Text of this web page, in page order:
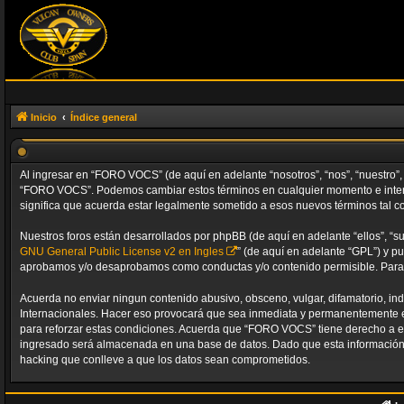
Inicio Índice general
Al ingresar en “FORO VOCS” (de aquí en adelante “nosotros”, “nos”,
“FORO VOCS”. Podemos cambiar estos términos en cualquier momento e
significa que acuerda estar legalmente sometido a esos nuevos términos tal
Nuestros foros están desarrollados por phpBB (de aquí en adelante “ellos”,
GNU General Public License v2 en Ingles
” (de aquí en adelante “GPL”) y
aprobamos y/o desaprobamos como conductas y/o contenido permisible.
Acuerda no enviar ningun contenido abusivo, obsceno, vulgar, difamatorio,
Internacionales. Hacer eso provocará que sea inmediata y
para reforzar estas condiciones. Acuerda que “FORO VOCS” tiene derecho
ingresado será almacenada en una base de datos. Dado que esta
hacking que conlleve a que los datos sean comprometidos.